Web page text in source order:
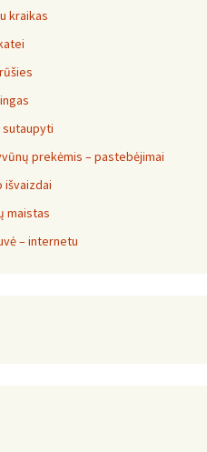
kraikas
prekėmis – pastebėjimai
išvaizdai
maistas
– internetu